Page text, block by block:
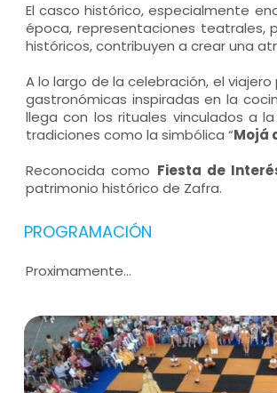
El casco histórico, especialmente
época, representaciones teatrales,
históricos, contribuyen a crear una
A lo largo de la celebración, el
gastronómicas inspiradas en la
llega con los rituales vinculados a
tradiciones como la simbólica “Mojá
Reconocida como Fiesta de
patrimonio histórico de Zafra.
PROGRAMACIÓN
Proximamente...